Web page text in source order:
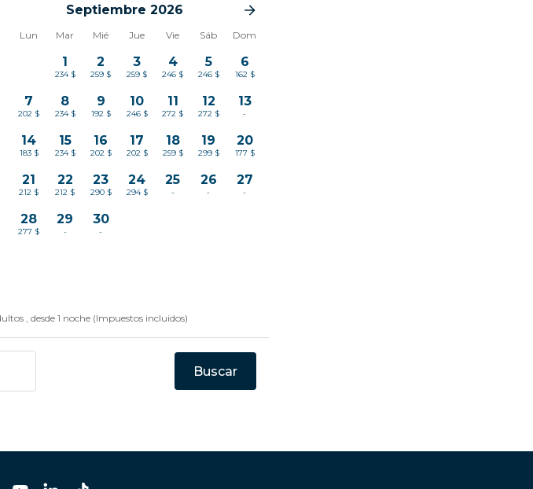
Septiembre 2026
Lun Mar Mié Jue Vie Sáb Dom
1
234 $
2
259 $
3
259 $
4
246 $
5
246 $
6
162 $
7
202 $
8
234 $
9
192 $
10
246 $
11
272 $
12
272 $
13
-
14
183 $
15
234 $
16
202 $
17
202 $
18
259 $
19
299 $
20
177 $
21
212 $
22
212 $
23
290 $
24
294 $
25
-
26
-
27
-
28
277 $
29
-
30
-
, desde 1 noche (Impuestos incluidos)
Buscar